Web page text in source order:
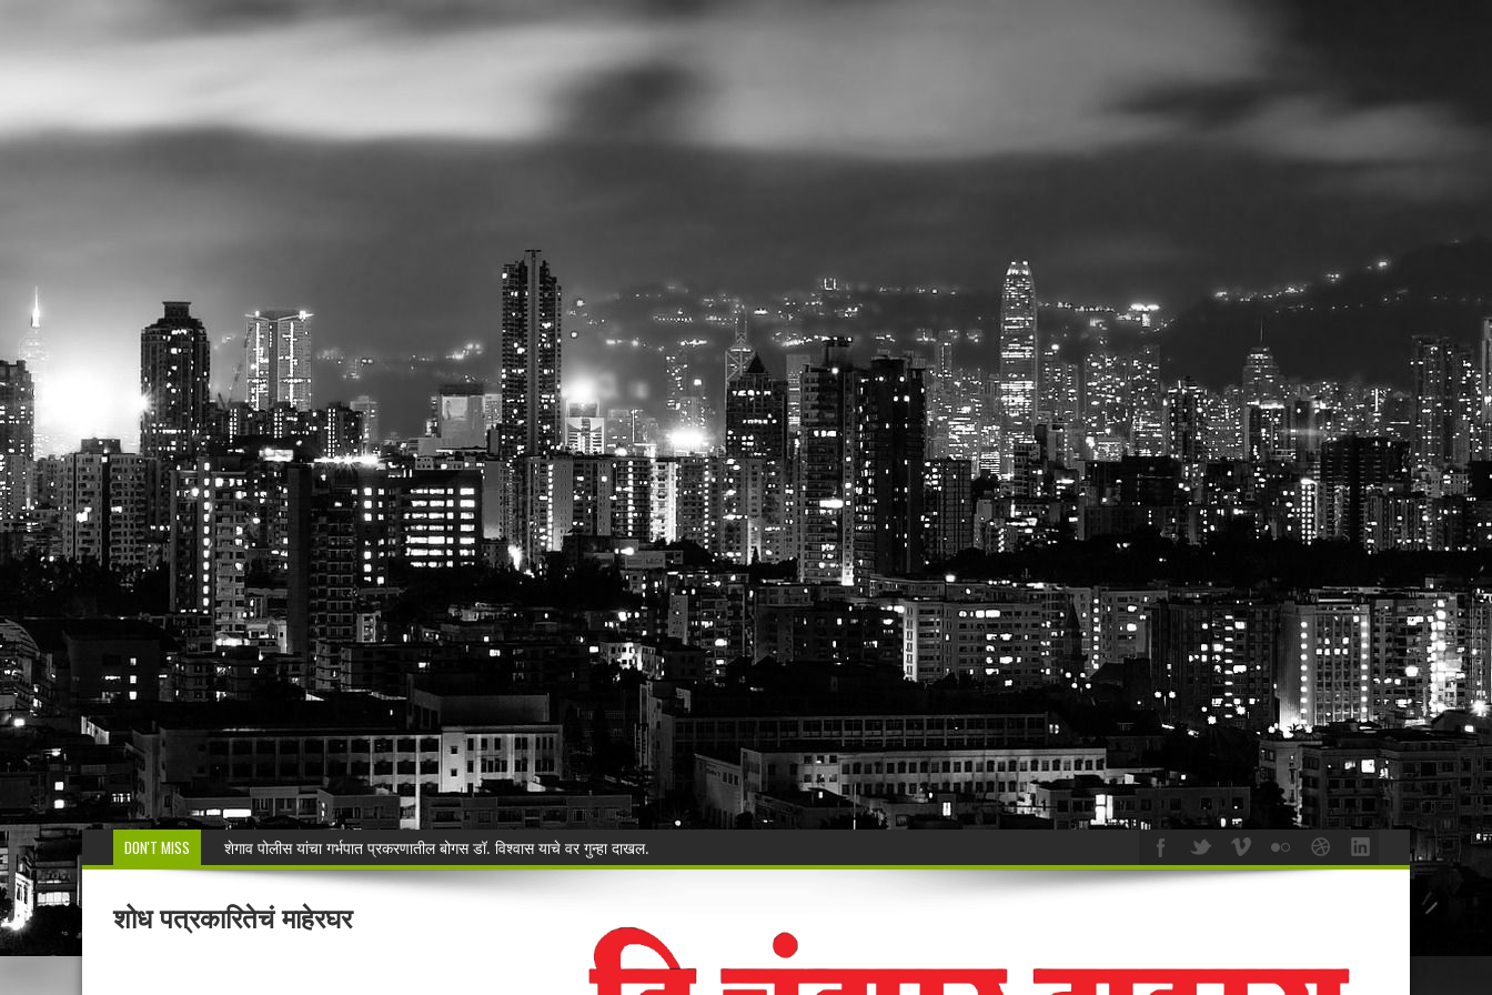
DON'T MISS
मनसेच्या तालुका अध्यक्षा कल्पना पोतर्लावार यांनी बेकायदेशीर ऑनलाइन लॉटरीविरोधात पोलिसांना निवेदन
वरोरा येथे कारगिल विजयदीन साजरा Kargil Vijay Deen celebrated in Warora
🚨 धडाकेबाज कारवाई! LCBच्या थरारक पाठलागानंतर ३५ गोवंशांची सुटका; २२.३५ लाखांचा मुद्देमाल जप्त
वाढदिवसाचा आनंद हिरवाईला अर्पण; रुपेश कुतरमारे यांचा वृक्षसंवर्धनाचा प्रेरणादायी संकल्प
शोध पत्रकारितेचं माहेरघर